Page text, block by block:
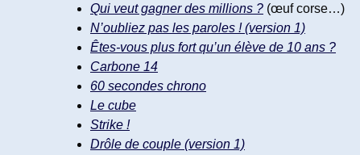
Qui veut gagner des millions ? (œuf corse…)
N’oubliez pas les paroles ! (version 1)
Êtes-vous plus fort qu’un élève de 10 ans ?
Carbone 14
60 secondes chrono
Le cube
Strike !
Drôle de couple (version 1)